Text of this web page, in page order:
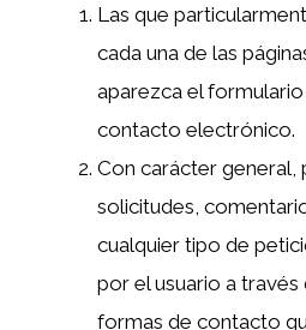
Las que
cada una de las
aparezca el
contacto electrónico.
Con carácter general,
solicitudes,
cualquier tipo de
por el usuario a través
formas de contacto